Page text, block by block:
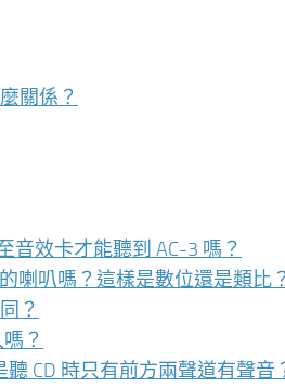
關係？
音效卡才能聽到 AC-3 嗎？
喇叭嗎？這樣是數位還是類比
？
？
CD 時只有前方兩聲道有聲音